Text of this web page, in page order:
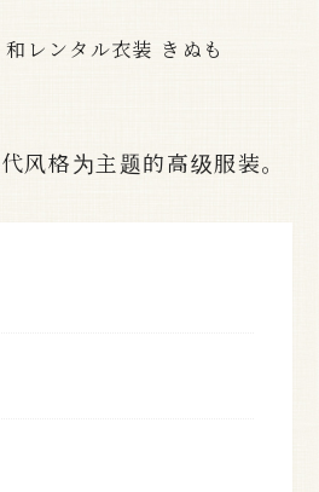
和レンタル衣装 きぬも
风格为主题的高级服装。